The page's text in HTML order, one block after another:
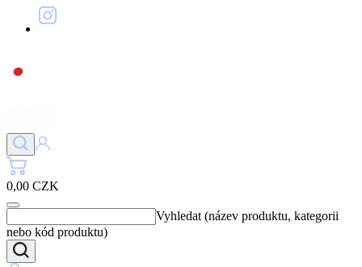
0,00 CZK
Vyhledat (název produktu, kategorii
nebo kód produktu)